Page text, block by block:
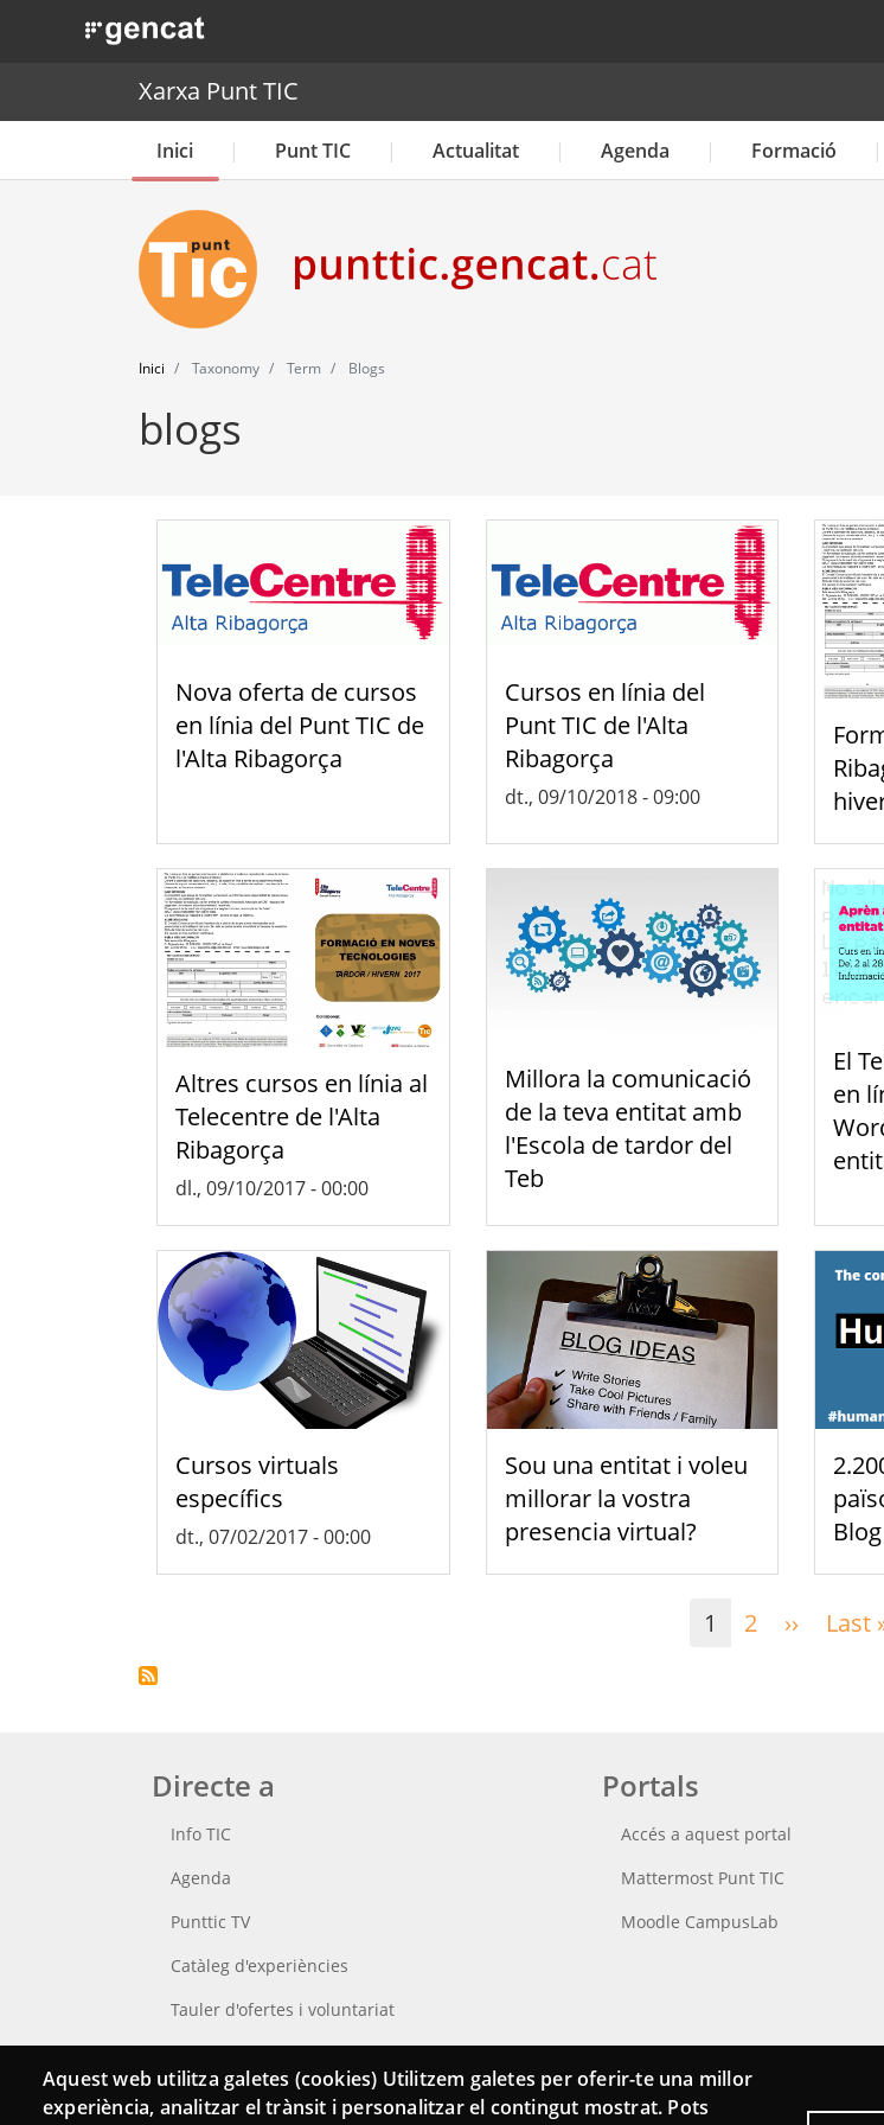
. Obre en una nova finestra.
Xarxa Punt TIC
Inici Punt TIC Actualitat Agenda Formació
Inici Taxonomy Term Blogs
blogs
Nova oferta de cursos
en línia del Punt TIC de
l'Alta Ribagorça
Cursos en línia del
Punt TIC de l'Alta
Ribagorça
dt., 09/10/2018 - 09:00
Altres cursos en línia al
Telecentre de l'Alta
Ribagorça
dl., 09/10/2017 - 00:00
Millora la comunicació
de la teva entitat amb
l'Escola de tardor del
Teb
El
en
Cursos virtuals
específics
dt., 07/02/2017 - 00:00
Sou una entitat i voleu
millorar la vostra
presencia virtual?
1 2 ›› Pàgina
Last
Directe a
Info TIC
Agenda
Punttic TV
Catàleg d'experiències
Tauler d'ofertes i voluntariat
Cerca el teu Punt TIC
Portals
Accés a aquest portal
Mattermost Punt TIC
Moodle CampusLab
Aquest web utilitza galetes (cookies) Utilitzem galetes per oferir-te una millor
experiència, analitzar el trànsit i personalitzar el contingut mostrat. Pots